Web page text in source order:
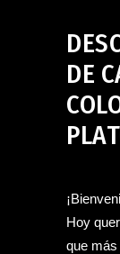
DE
Hoy
que